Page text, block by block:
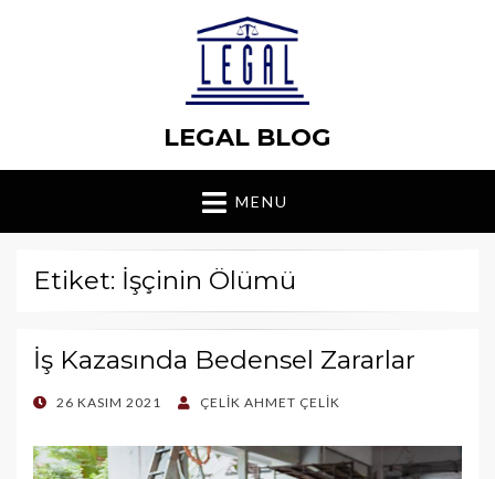
LEGAL BLOG
MENU
Etiket: İşçinin Ölümü
İş Kazasında Bedensel Zararlar
POSTED
26 KASIM 2021 ÇELIK AHMET ÇELIK